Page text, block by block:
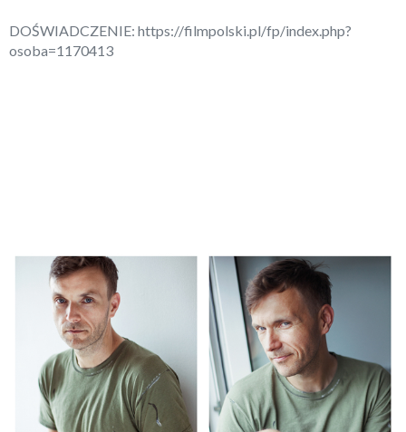
DOŚWIADCZENIE: https://filmpolski.pl/fp/index.php?
osoba=1170413